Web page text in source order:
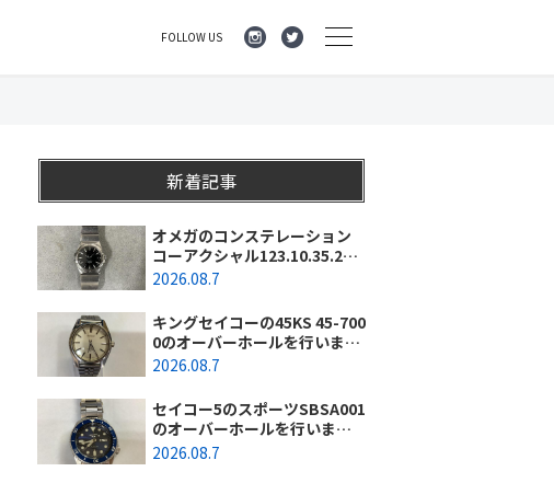
FOLLOW US
新着記事
オメガのコンステレーション
コーアクシャル123.10.35.20.0
1.001のオーバーホールを行い
様）
2026.08.7
キングセイコーの45KS 45-700
0のオーバーホールを行いまし
た。（埼玉県所沢市/I様）
2026.08.7
セイコー5のスポーツSBSA001
のオーバーホールを行いまし
た。（千葉県東金市/A様）
2026.08.7